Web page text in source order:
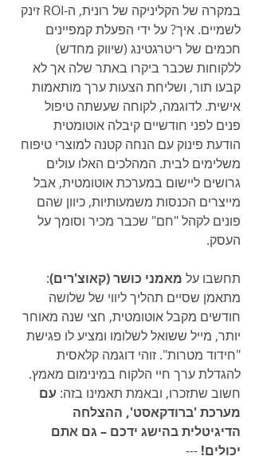
במקרה של הקליניקה של רונית, ה-ROI זינק
לשמיים. איך? על ידי הפעלת קמפיינים
חכמים של ריטרגטינג (שיווק מחדש)
ללקוחות שכבר ביקרו באתר שלה אך לא
קבעו תור, ושליחת הצעות ערך מותאמות
אישית. לדוגמה, לקוחה שעשתה טיפול
פנים לפני חודשיים קיבלה אוטומטית
הודעת פינוק עם הנחה קטנה למוצרי טיפוח
משלימים לבית. המהלכים האלו עולים
גרושים ליישום במערכת אוטומטית, אבל
מייצרים הכנסות משמעותיות, כיוון שהם
פונים לקהל "חם" שכבר מכיר וסומך על
העסק.
תחשבו על מאמני כושר (קאוצ'רים):
מתאמן שסיים תהליך ליווי של שלושה
חודשים מקבל אוטומטית, חצי שנה מאוחר
יותר, מייל ששואל לשלומו ומציע לו פגישת
"חידוד מטרות". זוהי דוגמה קלאסית
להגדלת ערך חיי הלקוח במינימום מאמץ.
חשוב שתזכרו, ובאמת תאמינו בזה: עם
מערכת 'ברודקאסט', ההצלחה
הדיגיטלית בהישג ידכם – גם אתם
יכולים! ---